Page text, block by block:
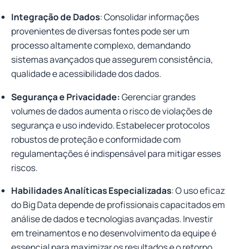
Integração de Dados: Consolidar informações
provenientes de diversas fontes pode ser um
processo altamente complexo, demandando
sistemas avançados que assegurem consistência,
qualidade e acessibilidade dos dados.
Segurança e Privacidade: Gerenciar grandes
volumes de dados aumenta o risco de violações de
segurança e uso indevido. Estabelecer protocolos
robustos de proteção e conformidade com
regulamentações é indispensável para mitigar esses
riscos.
Habilidades Analíticas Especializadas: O uso eficaz
do Big Data depende de profissionais capacitados em
análise de dados e tecnologias avançadas. Investir
em treinamentos e no desenvolvimento da equipe é